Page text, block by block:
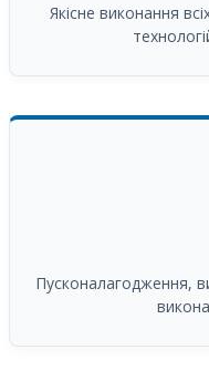
Якісне виконання
Пусконалагодження,